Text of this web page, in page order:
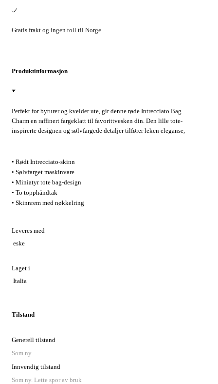
Gratis frakt og ingen toll til Norge
Produktinformasjon
Perfekt for byturer og kvelder ute, gir denne røde Intrecciato Bag
Charm en raffinert fargeklatt til favorittvesken din. Den lille tote-
inspirerte designen og sølvfargede detaljer tilfører leken eleganse,
• Rødt Intrecciato-skinn
• Sølvfarget maskinvare
• Miniatyr tote bag-design
• To topphåndtak
• Skinnrem med nøkkelring
Leveres med
eske
Laget i
Italia
Tilstand
Generell tilstand
Som ny
Innvendig tilstand
Som ny. Lette spor av bruk